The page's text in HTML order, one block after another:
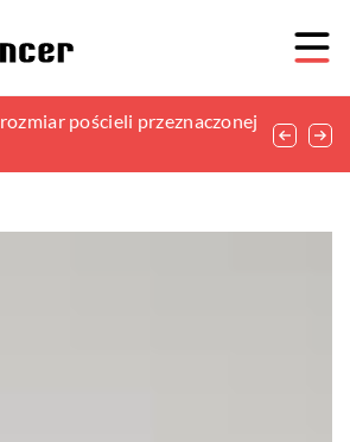
co wstawić do jadalni?
pościeli przeznaczonej
świetlną do swojego